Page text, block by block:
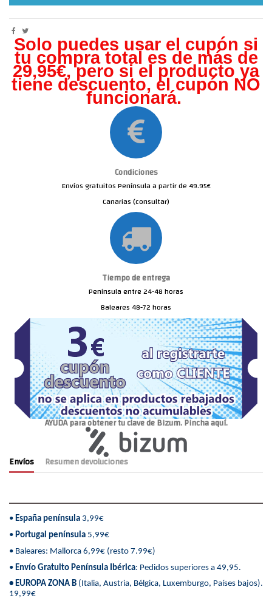
Solo puedes usar el cupón si
tu compra total es de más de
29,95€, pero si el producto ya
tiene descuento, el cupón NO
funcionará.
Condiciones
Envíos gratuitos Península a partir de 49.95€
Canarias (consultar)
Tiempo de entrega
Península entre 24-48 horas
Baleares 48-72 horas
AYUDA para obtener tu clave de Bizum. Pincha aquí.
Envíos Resumen devoluciones
• España península 3,99€
• Portugal península 5,99€
• Baleares: Mallorca 6,99€ (resto 7.99€)
• Envío Gratuito Península Ibérica: Pedidos superiores a 49,95.
• EUROPA ZONA B (Italia, Austria, Bélgica, Luxemburgo, Países bajos).
19,99€